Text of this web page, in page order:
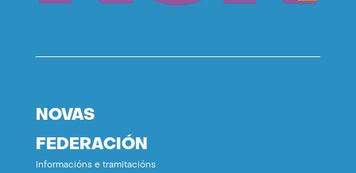
NOVAS
FEDERACIÓN
Informacións e tramitacións